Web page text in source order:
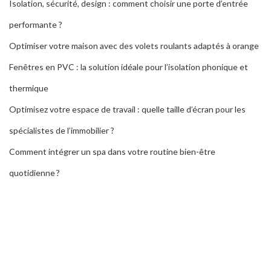
Isolation, sécurité, design : comment choisir une porte d’entrée
performante ?
Optimiser votre maison avec des volets roulants adaptés à orange
Fenêtres en PVC : la solution idéale pour l’isolation phonique et
thermique
Optimisez votre espace de travail : quelle taille d’écran pour les
spécialistes de l’immobilier ?
Comment intégrer un spa dans votre routine bien-être
quotidienne ?